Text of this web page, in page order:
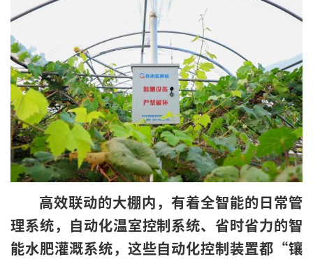
高效联动的大棚内，有着全智能的日常管
理系统，自动化温室控制系统、省时省力的智
能水肥灌溉系统，这些自动化控制装置都“镶